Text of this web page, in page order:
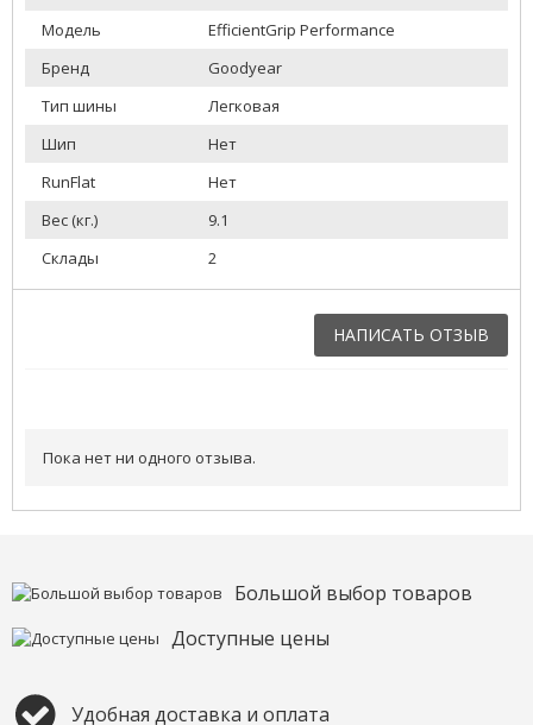
Модель
EfficientGrip Performance
Бренд
Goodyear
Тип шины
Легковая
Шип
Нет
RunFlat
Нет
Вес (кг.)
9.1
Склады
2
НАПИСАТЬ ОТЗЫВ
Товар. Качественный? Какие его плюсы и минусы?
Пока нет ни одного отзыва.
Большой выбор товаров
Доступные цены
Удобная доставка и оплата